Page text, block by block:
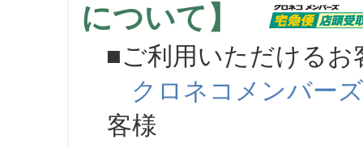
について】
■ご利用いただけるお
クロネコメンバーズ
客様